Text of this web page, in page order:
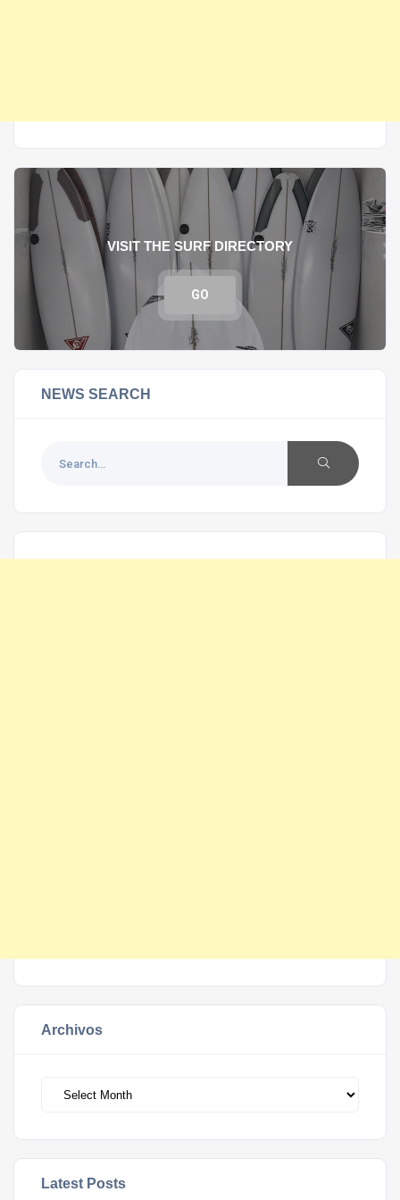
VISIT THE SURF DIRECTORY
GO
NEWS SEARCH
Archivos
Latest Posts